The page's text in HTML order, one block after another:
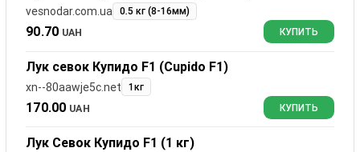
vesnodar.com.ua 0.5 кг (8-16мм)
90.70 UAH КУПИТЬ
Лук севок Купидо F1 (Cupido F1)
xn--80aawje5c.net 1кг
170.00 UAH КУПИТЬ
Лук Севок Купидо F1 (1 кг)